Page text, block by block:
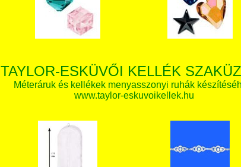
TAYLOR-ESKÜVŐI KELLÉK
Méteráruk és kellékek menyasszonyi ruhák
www.taylor-eskuvoikellek.hu